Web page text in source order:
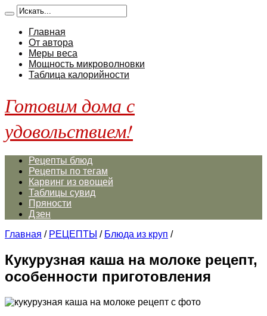
Главная
От автора
Меры веса
Мощность микроволновки
Таблица калорийности
Готовим дома с
удовольствием!
Рецепты блюд
Рецепты по тегам
Карвинг из овощей
Таблицы сувид
Пряности
Дзен
Главная / РЕЦЕПТЫ / Блюда из круп /
Кукурузная каша на молоке рецепт,
особенности приготовления